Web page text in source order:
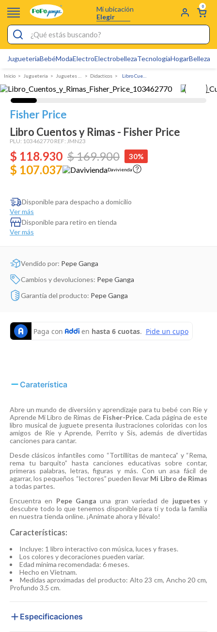
Mi ubicación
Elegir
0
¿Qué estás buscando?
JugueteriaBebéModaElectroElectrobellezaTecnologíaHogarBelleza
Jugueteria Juguetes de Bebe Didacticos
Fisher Price
Libro Cuentos y Rimas - Fisher Price
PLU: 103462770 REF: JMN23
$ 118.930 $169.900 30%
$ 107.037 Davivienda
Disponible para despacho a domicilio
Ver más
Disponible para retiro en tienda
Ver más
Vendido por: Pepe Ganga
Cambios y devoluciones: Pepe Ganga
Garantía del producto: Pepe Ganga
Caraterística
Abre un mundo de diversión y aprendizaje para tu bebé con Ríe y
Aprende Mi Libro de Rimas de Fisher-Price. Cada página de este
libro musical de juguete presenta ilustraciones coloridas con los
amigos de Ríe y Aprende, Perrito y Sis, además de divertidas
canciones para cantar.
Desde clásicos infantiles como “Tortillitas de manteca” y “Rema,
rema tu barquito” hasta canciones educativas sobre contar,
primeras palabras, letras, figuras y más. Con un asa fácil de
agarrar, los pequeños “lectores” pueden llevar Mi Libro de Rimas
a todas partes.
Encuentra en Pepe Ganga una gran variedad de juguetes y
descubre todo lo que tenemos disponible para ti y toda la familia
en nuestra tienda online. ¡Anímate ahora y llévalo!
Características:
Incluye: 1 libro interactivo con música, luces y frases.
Los colores y decoraciones pueden variar.
Edad mínima recomendada: 6 meses.
Hecho en Vietnam.
Medidas aproximadas del producto: Alto 23 cm, Ancho 20 cm,
Profundo 3.5 cm.
Especificaciones
Pijamas
Electro
Figuras Toy Story
Carters
Silla Mecedora Bebé
Bebes
Cartas Pokemon
Dinosaurio Juguete